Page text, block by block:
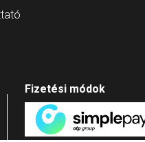
Fizetési módok